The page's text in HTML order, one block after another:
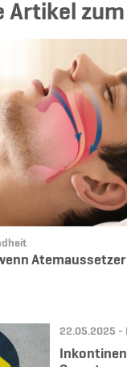
Artikel
Datum:
22.05.2025 -